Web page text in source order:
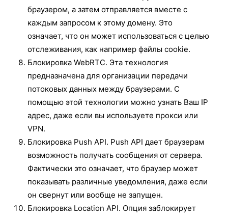
браузером, а затем отправляется вместе с
каждым запросом к этому домену. Это
означает, что он может использоваться с целью
отслеживания, как например файлы cookie.
Блокировка WebRTC. Эта технология
предназначена для организации передачи
потоковых данных между браузерами. С
помощью этой технологии можно узнать Ваш IP
адрес, даже если вы используете прокси или
VPN.
Блокировка Push API. Push API дает браузерам
возможность получать сообщения от сервера.
Фактически это означает, что браузер может
показывать различные уведомления, даже если
он свернут или вообще не запущен.
Блокировка Location API. Опция заблокирует